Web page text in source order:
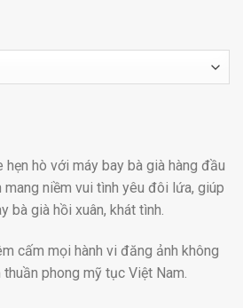
hò với máy bay bà già hàng đầu
niềm vui tình yêu đôi lứa, giúp
bà già hồi xuân, khát tình.
cấm mọi hành vi đăng ảnh không
phong mỹ tục Việt Nam.